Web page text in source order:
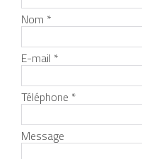
Nom *
E-mail *
Téléphone *
Message